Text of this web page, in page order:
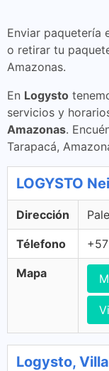
Enviar paquetería
o retirar tu
Amazonas.
En Logysto
servicios y
Amazonas.
Tarapacá,
LOGYSTO
Dirección
Télefono
Mapa
Logysto,